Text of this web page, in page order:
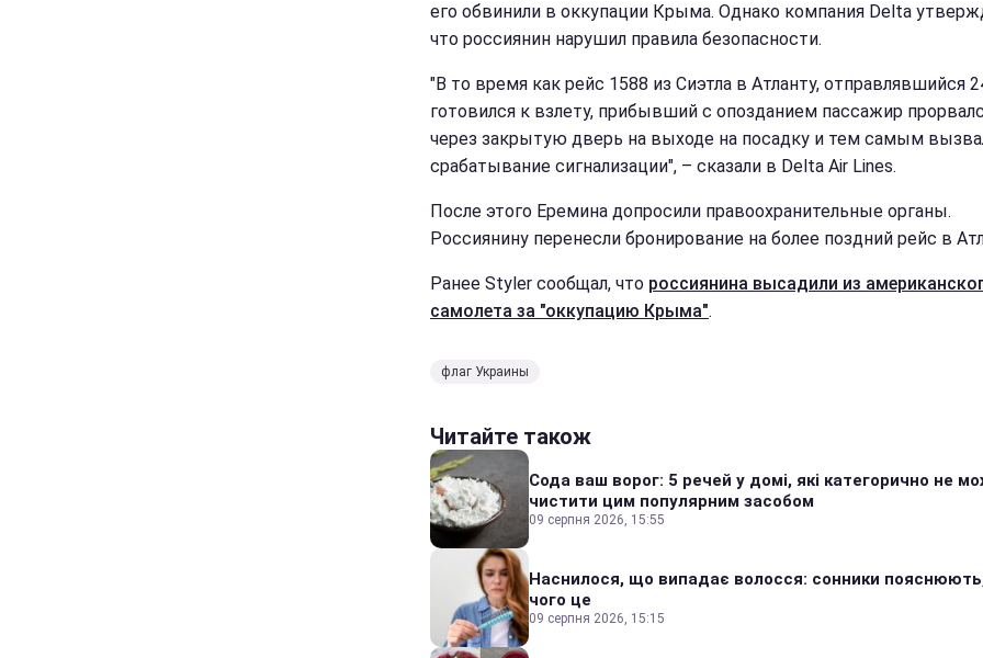
его обвинили в оккупации Крыма. Однако компания Delta
что россиянин нарушил правила безопасности.
"В то время как рейс 1588 из Сиэтла в Атланту, отправлявшийся
готовился к взлету, прибывший с опозданием пассажир
через закрытую дверь на выходе на посадку и тем самым
срабатывание сигнализации", – сказали в Delta Air Lines.
После этого Еремина допросили правоохранительные органы.
Россиянину перенесли бронирование на более поздний рейс в
Ранее Styler сообщал, что россиянина высадили из
самолета за "оккупацию Крыма".
флаг Украины
Читайте також
Сода ваш ворог: 5 речей у домі, які категорично не
чистити цим популярним засобом
09 серпня 2026, 15:55
Наснилося, що випадає волосся: сонники
чого це
09 серпня 2026, 15:15